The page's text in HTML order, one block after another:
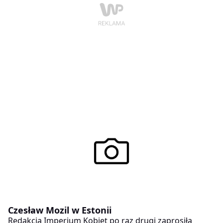
Czesław Mozil w Estonii
Redakcja Imperium Kobiet po raz drugi zaprosiła